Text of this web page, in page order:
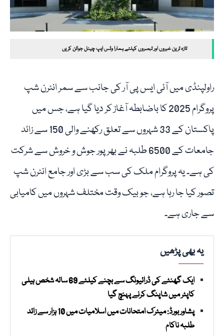
تازہ ترین خبروں اور تبصروں کیلئے ہمارا وٹس ایپ چینل جوائن کریں
راولپنڈی میں آئی ایس پی آر کی جانب سے سمر انٹرن شپ
پروگرام 2025 کا باضابطہ آغاز کر دیا گیا ہے، جس میں
پاکستان کے 33 شہروں سے تعلق رکھنے والی 150 سے زائد
جامعات کے 6500 طلبہ نے بھرپور جوش و خروش سے شرکت
کی ہے۔ یہ پروگرام ملک کی سب سے بڑی اور جامع انٹرن شپ
تصور کیا جا رہا ہے، جو بیک وقت مختلف شہروں میں کامیابی
سے جاری ہے۔
یہ بھی پڑھیں
ایک گھنٹے کی ڈرائیونگ سے بچنے کیلئے 69 سالہ شخص ہیلی
کاپٹر میں شاپنگ کرنے پہنچ گیا
پشاور بورڈ: میٹرک امتحانات میں اسلامیات میں 10 ہزار سے زائد
طلبہ ناکام